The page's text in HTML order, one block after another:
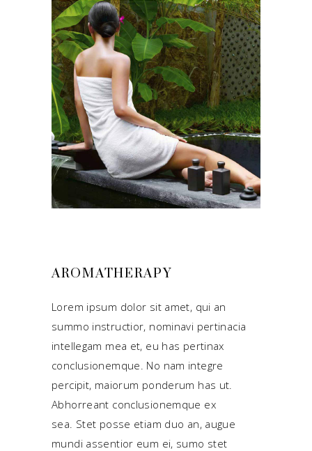
AROMATHERAPY
Lorem ipsum dolor sit amet, qui an
summo instructior, nominavi pertinacia
intellegam mea et, eu has pertinax
conclusionemque. No nam integre
percipit, maiorum ponderum has ut.
Abhorreant conclusionemque ex
sea. Stet posse etiam duo an, augue
mundi assentior eum ei, sumo stet